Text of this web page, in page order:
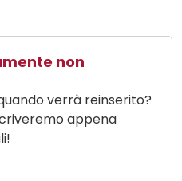
non
verrà reinserito?
appena